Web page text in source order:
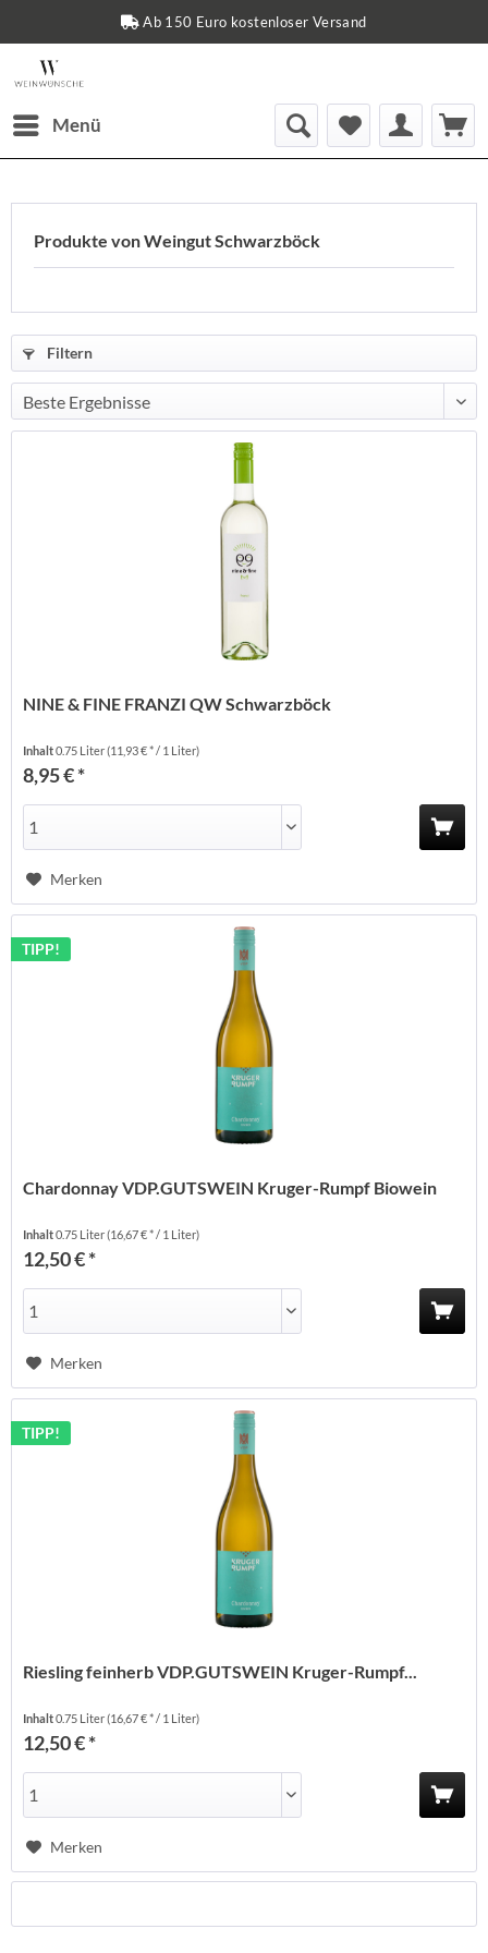
Ab 150 Euro kostenloser Versand
Menü
Produkte von Weingut Schwarzböck
Filtern
NINE & FINE FRANZI QW Schwarzböck
Inhalt0.75 Liter(11,93 € * / 1 Liter)
8,95 € *
Merken
TIPP!
Chardonnay VDP.GUTSWEIN Kruger-Rumpf Biowein
Inhalt0.75 Liter(16,67 € * / 1 Liter)
12,50 € *
Merken
TIPP!
Riesling feinherb VDP.GUTSWEIN Kruger-Rumpf...
Inhalt0.75 Liter(16,67 € * / 1 Liter)
12,50 € *
Merken